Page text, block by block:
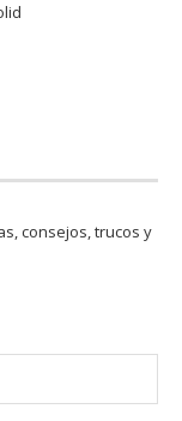
consejos, trucos y